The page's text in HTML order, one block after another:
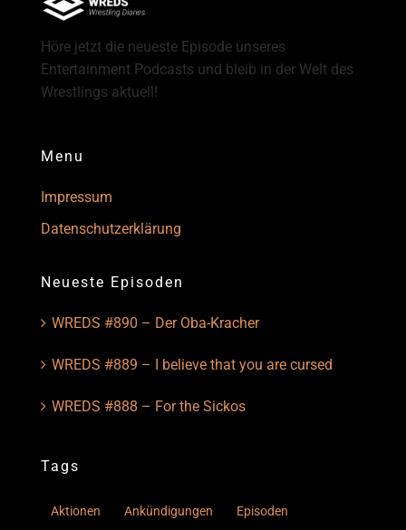
Höre jetzt die neueste Episode unseres
Entertainment Podcasts und bleib in der Welt des
Wrestlings aktuell!
Menu
Impressum
Datenschutzerklärung
Neueste Episoden
WREDS #890 – Der Oba-Kracher
WREDS #889 – I believe that you are cursed
WREDS #888 – For the Sickos
Tags
Aktionen Ankündigungen Episoden